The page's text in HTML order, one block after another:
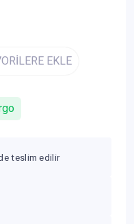
EKLE
teslim edilir